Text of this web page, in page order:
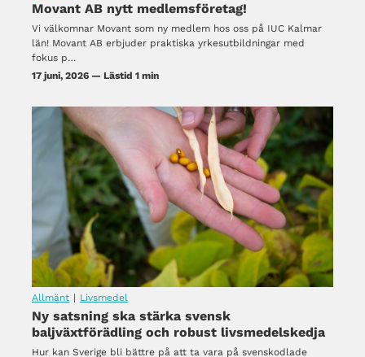
Movant AB nytt medlemsföretag!
Vi välkomnar Movant som ny medlem hos oss på IUC Kalmar
län! Movant AB erbjuder praktiska yrkesutbildningar med
fokus p…
17 juni, 2026 — Lästid 1 min
Allmänt | Livsmedel
Ny satsning ska stärka svensk
baljväxtförädling och robust livsmedelskedja
Hur kan Sverige bli bättre på att ta vara på svenskodlade